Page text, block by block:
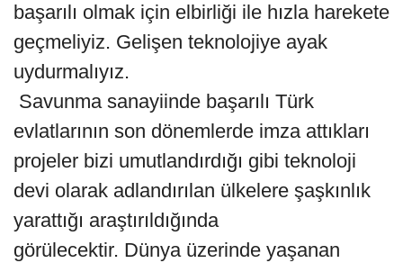
başarılı olmak için elbirliği ile hızla harekete
geçmeliyiz. Gelişen teknolojiye ayak
uydurmalıyız.
Savunma sanayiinde başarılı Türk
evlatlarının son dönemlerde imza attıkları
projeler bizi umutlandırdığı gibi teknoloji
devi olarak adlandırılan ülkelere şaşkınlık
yarattığı araştırıldığında
görülecektir. Dünya üzerinde yaşanan